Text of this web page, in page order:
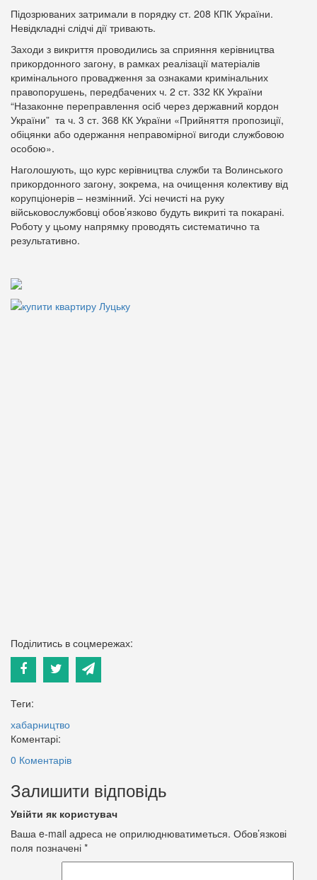
Підозрюваних затримали в порядку ст. 208 КПК України.
Невідкладні слідчі дії тривають.
Заходи з викриття проводились за сприяння керівництва
прикордонного загону, в рамках реалізації матеріалів
кримінального провадження за ознаками кримінальних
правопорушень, передбачених ч. 2 ст. 332 КК України
“Назаконне переправлення осіб через державний кордон
України” та ч. 3 ст. 368 КК України «Прийняття пропозиції,
обіцянки або одержання неправомірної вигоди службовою
особою».
Наголошують, що курс керівництва служби та Волинського
прикордонного загону, зокрема, на очищення колективу від
корупціонерів – незмінний. Усі нечисті на руку
військовослужбовці обов’язково будуть викриті та покарані.
Роботу у цьому напрямку проводять систематично та
результативно.
Поділитись в соцмережах:
Теги:
хабарництво
Коментарі:
0 Коментарів
Залишити відповідь
Увійти як користувач
Ваша e-mail адреса не оприлюднюватиметься. Обов’язкові
поля позначені *